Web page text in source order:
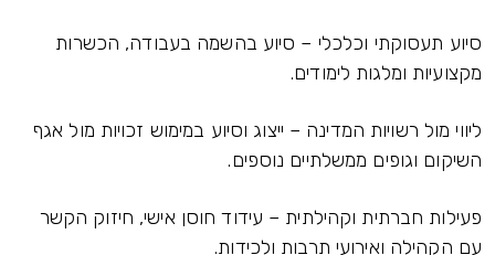
סיוע תעסוקתי וכלכלי – סיוע בהשמה בעבודה, הכשרות
מקצועיות ומלגות לימודים.
ליווי מול רשויות המדינה – ייצוג וסיוע במימוש זכויות מול אגף
השיקום וגופים ממשלתיים נוספים.
פעילות חברתית וקהילתית – עידוד חוסן אישי, חיזוק הקשר
עם הקהילה ואירועי תרבות ולכידות.